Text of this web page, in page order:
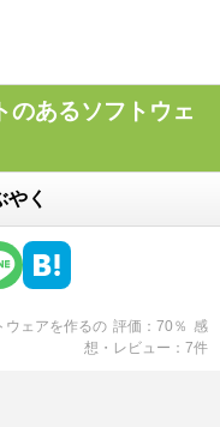
のあるソフトウェ
く
ウェアを作るの 評価 70 ％ 感
想・レビュー
7件